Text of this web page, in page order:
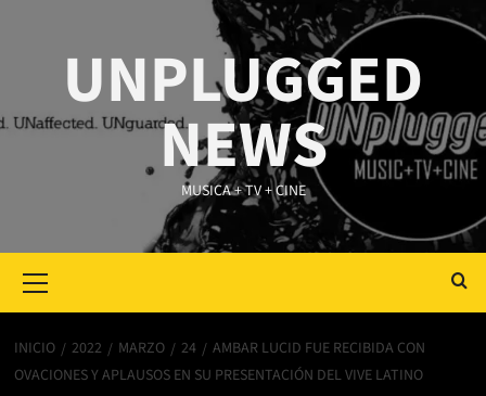
UNPLUGGED
NEWS
MUSICA + TV + CINE
Menu
INICIO 2022 MARZO 24
AMBAR LUCID FUE RECIBIDA CON
OVACIONES Y APLAUSOS EN SU PRESENTACIÓN DEL VIVE LATINO